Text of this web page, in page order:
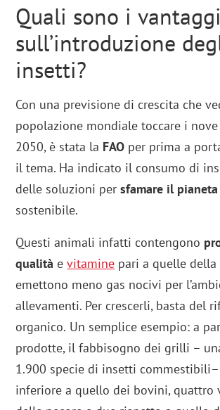
Quali sono i vantaggi
sull’introduzione
insetti?
Con una previsione di crescita che
popolazione mondiale toccare i
2050, è stata la FAO per prima a
il tema. Ha indicato il consumo di
delle soluzioni persfamare il pianeta
sostenibile.
Questi animali infatti contengono
qualità evitamine pari a quelle della
emettono meno gas nocivi per
allevamenti. Per crescerli, basta del
organico. Un semplice esempio: a
prodotte, il fabbisogno dei grilli –
1.900 specie di insetti
inferiore a quello dei bovini, quattro